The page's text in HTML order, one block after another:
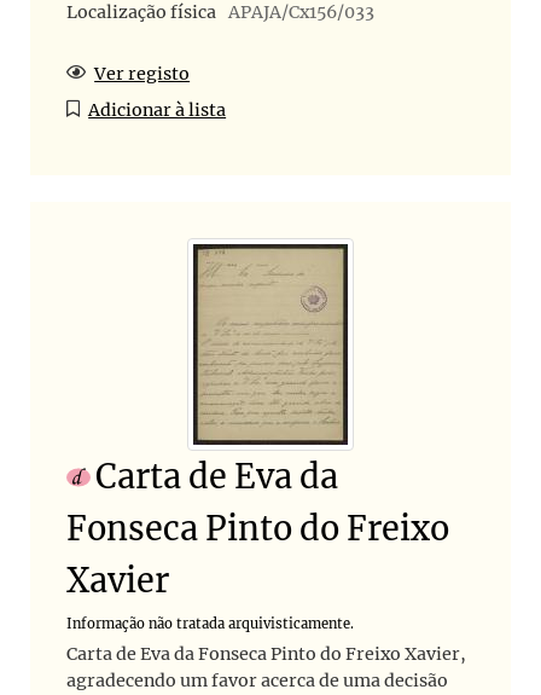
Localização física APAJA/Cx156/033
Ver registo
Adicionar à lista
Carta de Eva da
Fonseca Pinto do Freixo
Xavier
Informação não tratada arquivisticamente.
Carta de Eva da Fonseca Pinto do Freixo Xavier,
agradecendo um favor acerca de uma decisão